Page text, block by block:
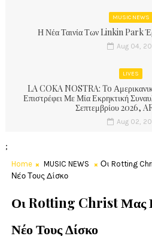
MUSIC NEWS
Η Νέα Ταινία Των Linkin Park
Aug 04,
LIVES
LA COKA NOSTRA: To
Επιστρέφει Με Μία Εκρηκτική
Σεπτεμβρίου 2026,
Aug 02,
;
Home MUSIC NEWS
Οι Rotting
Νέο Τους Δίσκο
Οι Rotting Christ Μας
Νέο Τους Δίσκο